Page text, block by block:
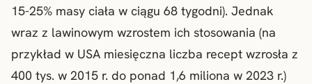
15-25% masy ciała w ciągu 68 tygodni). Jednak
wraz z lawinowym wzrostem ich stosowania (na
przykład w USA miesięczna liczba recept wzrosła z
400 tys. w 2015 r. do ponad 1,6 miliona w 2023 r.)